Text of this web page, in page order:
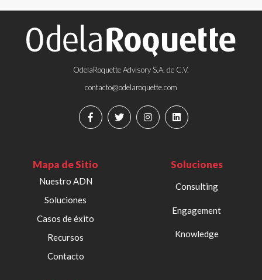
OdelaRoquette Advisory S.A. de C.V.
contacto@odelaroquette.com
Mapa de Sitio
Nuestro ADN
Soluciones
Casos de éxito
Recursos
Contacto
Soluciones
Consulting
Engagement
Knowledge